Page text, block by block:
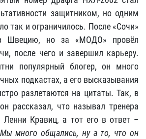
защитником, но одним
так и ограничилось. После «Сочи»
Швецию, но за «МОДО» провёл
после чего и завершил карьеру.
популярный блогер, он много
подкастах, а его высказывания
разлетаются на цитаты. Так, в
рассказал, что называл тренера
Ленни Кравиц, а тот его в ответ –
много общались, ну а то, что он